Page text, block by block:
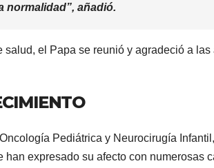
normalidad”, añadió.
salud, el Papa se reunió y agradeció a
Pediátrica y Neurocirugía
expresado su afecto con numerosas